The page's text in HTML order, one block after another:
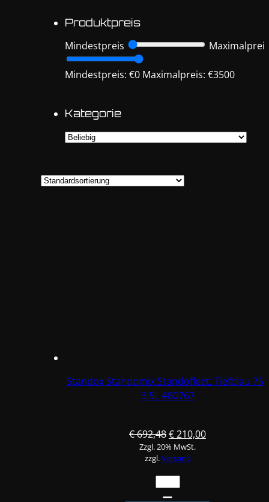
Produktpreis
Mindestpreis
Maximalpreis
Mindestpreis: €0 Maximalpreis: €3500
Kategorie
Standox Standomix Standofleet, Tiefblau 767
3,5L #80767
€692,48Ursprünglicher
Preis
war:
€ 692,48
€210,00Aktueller
Zzgl. 20% MwSt.
zzgl.Versand
Standox
Standomix